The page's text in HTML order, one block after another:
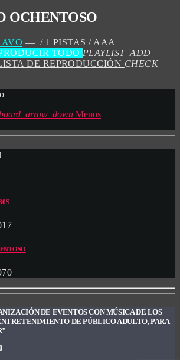
OCHENTOSO
— / 1 PISTAS / AAA
TODO PLAYLIST_ADD
DE REPRODUCCIÓN CHECK
Menos
DE EVENTOS CON MÚSICA DE LOS
DE PÚBLICO ADULTO, PARA